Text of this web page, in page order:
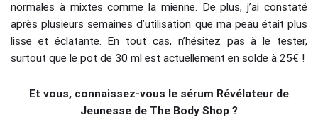
normales à mixtes comme la mienne. De plus, j’ai constaté
après plusieurs semaines d’utilisation que ma peau était plus
lisse et éclatante. En tout cas, n’hésitez pas à le tester,
surtout que le pot de 30 ml est actuellement en solde à 25€ !
Et vous, connaissez-vous le sérum Révélateur de
Jeunesse de The Body Shop ?